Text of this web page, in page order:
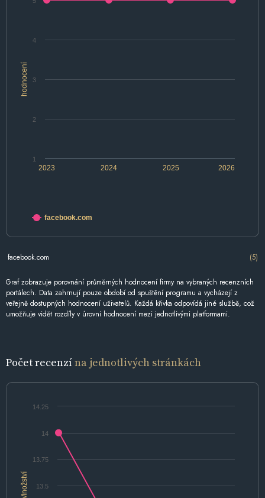
hodnocení
2024 2026
2023 2025
1
2
3
4
facebook.com
facebook.com (5)
Graf zobrazuje porovnání průměrných hodnocení firmy na vybraných recenzních
portálech. Data zahrnují pouze období od spuštění programu a vycházejí z
veřejně dostupných hodnocení uživatelů. Každá křivka odpovídá jiné službě, což
umožňuje vidět rozdíly v úrovni hodnocení mezi jednotlivými platformami.
Počet recenzína jednotlivých stránkách
Množství 13.5
13.75
14
14.25